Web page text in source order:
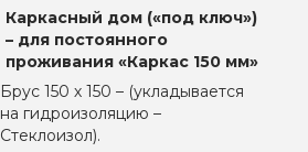
Каркасный дом («под ключ»)
– для постоянного
проживания «Каркас 150 мм»
Брус 150 х 150 – (укладывается
на гидроизоляцию –
Стеклоизол).